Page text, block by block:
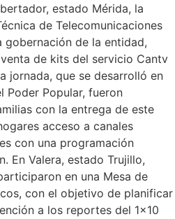
estado Mérida, la
de Telecomunicaciones
gobernación de la entidad,
de kits del servicio Cantv
jornada, que se desarrolló en
Poder Popular, fueron
con la entrega de este
acceso a canales
con una programación
En Valera, estado Trujillo,
en una Mesa de
con el objetivo de planificar
a los reportes del 1×10